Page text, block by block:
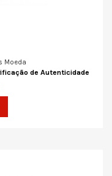
Moeda
de Autenticidade